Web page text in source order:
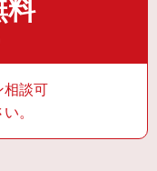
料
相談可
。